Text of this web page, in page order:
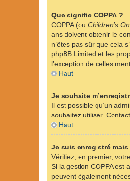
Que signifie COPPA ?
COPPA (ou Children’s
ans doivent obtenir le
n’êtes pas sûr que cela
phpBB Limited et les
l’exception de celles
Haut
Je souhaite
Il est possible qu’un
souhaitez utiliser.
Haut
Je suis enregistré
Vérifiez, en premier,
Si la gestion COPPA est
peuvent également